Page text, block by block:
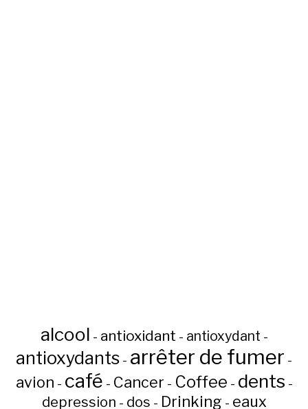
alcool - antioxidant - antioxydant -
antioxydants - arrêter de fumer -
avion - café - Cancer - Coffee - dents -
depression - dos - Drinking - eaux